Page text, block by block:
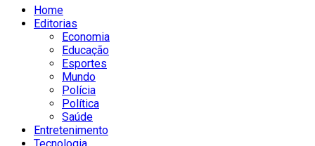
Home
Editorias
Economia
Educação
Esportes
Mundo
Polícia
Política
Saúde
Entretenimento
Tecnologia